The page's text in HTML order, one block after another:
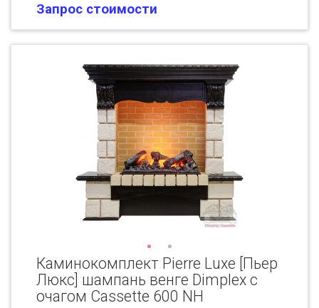
Запрос стоимости
Каминокомплект Pierre Luxe [Пьер
Люкс] шампань венге Dimplex с
очагом Cassette 600 NH